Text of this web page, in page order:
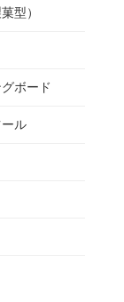
型）
ボード
ル